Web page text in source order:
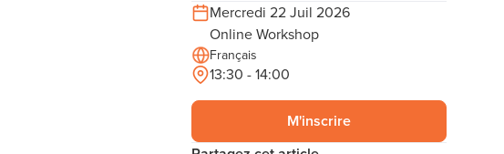
Mercredi 22 Juil 2026
Online Workshop
Français
13:30 - 14:00
M'inscrire